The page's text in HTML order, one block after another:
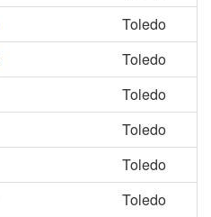
Toledo
Toledo
Toledo
Toledo
Toledo
Toledo